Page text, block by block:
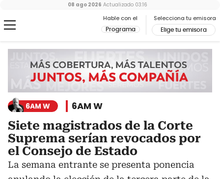
Hable con el
Programa
Selecciona tu emisora
Elige tu emisora
08 ago 2026 Actualizado 03:16
6AM W 6AM W
Siete magistrados de la Corte
Suprema serían revocados por
el Consejo de Estado
La semana entrante se presenta ponencia